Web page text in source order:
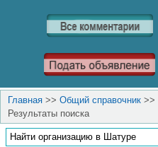
Главная >> Общий справочник >>
Результаты поиска